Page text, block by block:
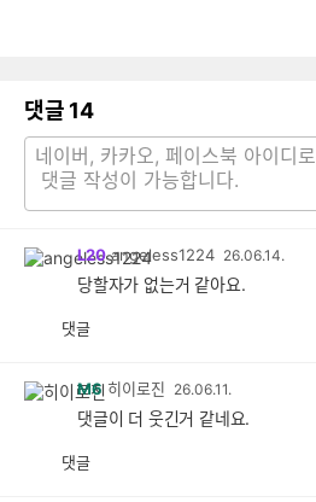
댓글 14
L20 angeless1224 26.06.14.
당할자가 없는거 같아요.
댓글
M6 히이로진 26.06.11.
댓글이 더 웃긴거 같네요.
댓글